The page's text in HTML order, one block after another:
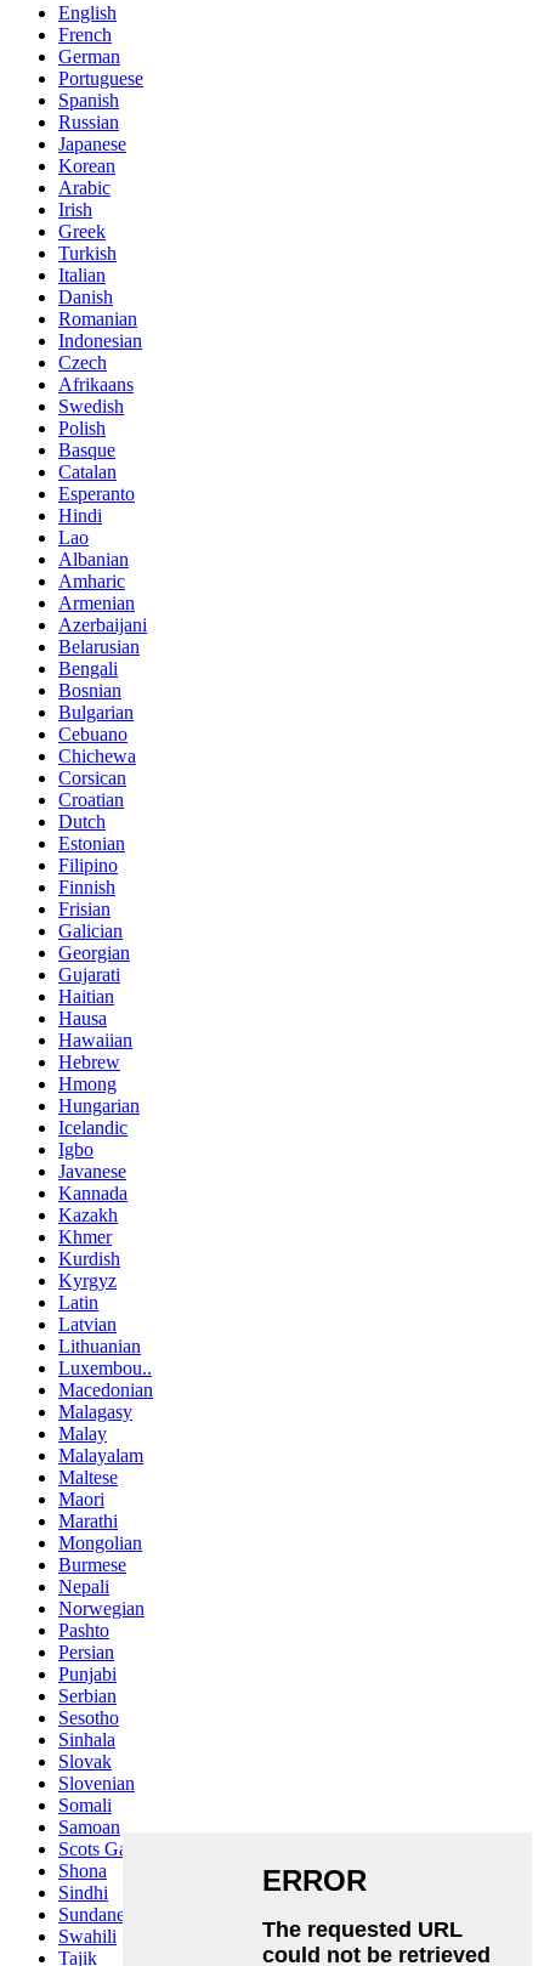
English
French
German
Portuguese
Spanish
Russian
Japanese
Korean
Arabic
Irish
Greek
Turkish
Italian
Danish
Romanian
Indonesian
Czech
Afrikaans
Swedish
Polish
Basque
Catalan
Esperanto
Hindi
Lao
Albanian
Amharic
Armenian
Azerbaijani
Belarusian
Bengali
Bosnian
Bulgarian
Cebuano
Chichewa
Corsican
Croatian
Dutch
Estonian
Filipino
Finnish
Frisian
Galician
Georgian
Gujarati
Haitian
Hausa
Hawaiian
Hebrew
Hmong
Hungarian
Icelandic
Igbo
Javanese
Kannada
Kazakh
Khmer
Kurdish
Kyrgyz
Latin
Latvian
Lithuanian
Luxembou..
Macedonian
Malagasy
Malay
Malayalam
Maltese
Maori
Marathi
Mongolian
Burmese
Nepali
Norwegian
Pashto
Persian
Punjabi
Serbian
Sesotho
Sinhala
Slovak
Slovenian
Somali
Samoan
Scots Gaelic
Shona
Sindhi
Sundanese
Swahili
Tajik